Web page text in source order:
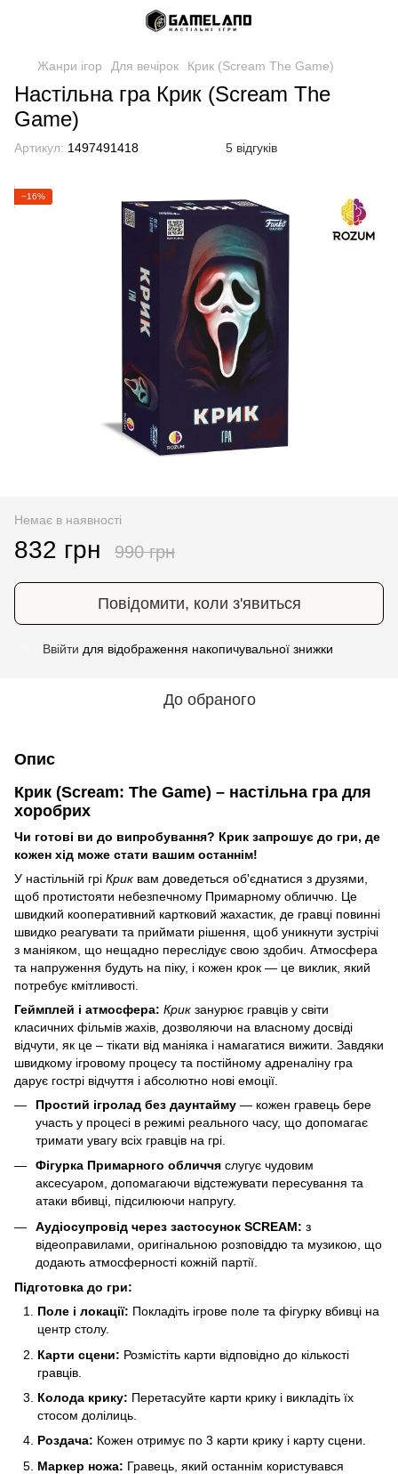
Жанри ігор Для вечірок Крик (Scream The Game)
Настільна гра Крик (Scream The
Game)
Артикул: 1497491418 5 відгуків
−16%
Немає в наявності
832 грн 990 грн
Повідомити, коли з'явиться
Ввійти для відображення накопичувальної знижки
До обраного
Опис
Крик (Scream: The Game) – настільна гра для
хоробрих
Чи готові ви до випробування? Крик запрошує до гри, де
кожен хід може стати вашим останнім!
У настільній грі Крик вам доведеться об'єднатися з друзями,
щоб протистояти небезпечному Примарному обличчю. Це
швидкий кооперативний картковий жахастик, де гравці повинні
швидко реагувати та приймати рішення, щоб уникнути зустрічі
з маніяком, що нещадно переслідує свою здобич. Атмосфера
та напруження будуть на піку, і кожен крок — це виклик, який
потребує кмітливості.
Геймплей і атмосфера: Крик занурює гравців у світи
класичних фільмів жахів, дозволяючи на власному досвіді
відчути, як це – тікати від маніяка і намагатися вижити. Завдяки
швидкому ігровому процесу та постійному адреналіну гра
дарує гострі відчуття і абсолютно нові емоції.
Простий ігролад без даунтайму — кожен гравець бере
участь у процесі в режимі реального часу, що допомагає
тримати увагу всіх гравців на грі.
Фігурка Примарного обличчя слугує чудовим
аксесуаром, допомагаючи відстежувати пересування та
атаки вбивці, підсилюючи напругу.
Аудіосупровід через застосунок SCREAM: з
відеоправилами, оригінальною розповіддю та музикою, що
додають атмосферності кожній партії.
Підготовка до гри:
Поле і локації: Покладіть ігрове поле та фігурку вбивці на
центр столу.
Карти сцени: Розмістіть карти відповідно до кількості
гравців.
Колода крику: Перетасуйте карти крику і викладіть їх
стосом долілиць.
Роздача: Кожен отримує по 3 карти крику і карту сцени.
Маркер ножа: Гравець, який останнім користувався